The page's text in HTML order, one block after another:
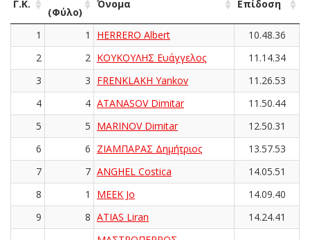
Γ.Κ.
(Φύλο)
Όνομα Επίδοση
1 1 HERRERO Albert
10.48.36
2
2 ΚΟΥΚΟΥΛΗΣ Ευάγγελος
11.14.34
3
3 FRENKLAKH Yankov
11.26.53
4
4 ATANASOV Dimitar
11.50.44
5
5 MARINOV Dimitar
12.50.31
6
6 ΖΙΑΜΠΑΡΑΣ Δημήτριος
13.57.53
7
7 ANGHEL Costica
14.05.51
8
1 MEEK Jo
14.09.40
9
8 ATIAS Liran 14.24.41